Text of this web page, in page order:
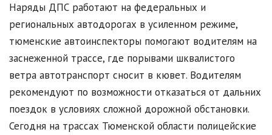
Наряды ДПС работают на федеральных и
региональных автодорогах в усиленном режиме,
тюменские автоинспекторы помогают водителям на
заснеженной трассе, где порывами шквалистого
ветра автотранспорт сносит в кювет. Водителям
рекомендуют по возможности отказаться от дальних
поездок в условиях сложной дорожной обстановки.
Сегодня на трассах Тюменской области полицейские